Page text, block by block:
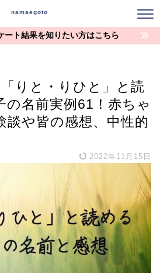
namaegoto
ート結果を知りたい方はこちら
りと・りひと」と読
の名前実例61！赤ちゃ
談や皆の感想、中性的
2022年11月15日